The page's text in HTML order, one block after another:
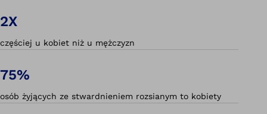
2X
częściej u kobiet niż u mężczyzn
75%
osób żyjących ze stwardnieniem rozsianym to kobiety